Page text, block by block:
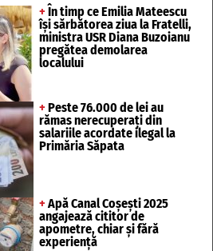
+ În timp ce Emilia Mateescu
își sărbătorea ziua la Fratelli,
ministra USR Diana Buzoianu
pregătea demolarea
localului
+ Peste 76.000 de lei au
rămas nerecuperați din
salariile acordate ilegal la
Primăria Săpata
+ Apă Canal Coșești 2025
angajează cititor de
apometre, chiar și fără
experiență